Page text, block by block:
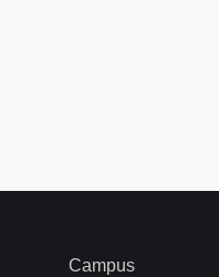
Campus